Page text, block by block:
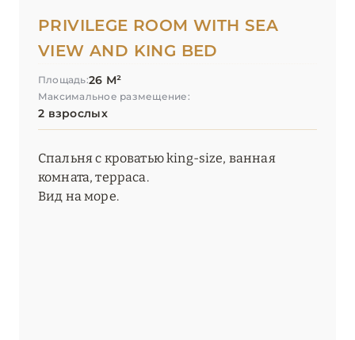
PRIVILEGE ROOM WITH SEA
VIEW AND KING BED
Площадь:26 М²
Максимальное размещение:
2 взрослых
Спальня с кроватью king-size, ванная
комната, терраса.
Вид на море.